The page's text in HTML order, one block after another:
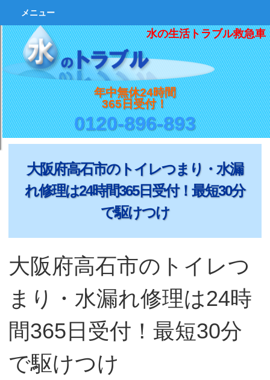
水の生活トラブル救急車
年中無休24時間
365日受付！
0120-896-893
メニュー
大阪府高石市のトイレつまり・水漏
れ修理は24時間365日受付！最短30分
で駆けつけ
大阪府高石市のトイレつ
まり・水漏れ修理は24時
間365日受付！最短30分
で駆けつけ